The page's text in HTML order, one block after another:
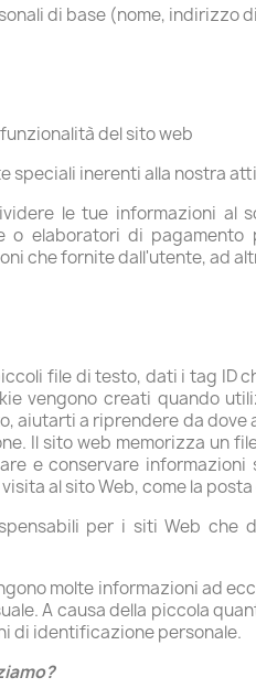
di base (nome,
del sito web
speciali inerenti alla nostra
le tue informazioni
o elaboratori di
che fornite dall'utente, ad
file di testo, dati i tag ID
vengono creati quando
aiutarti a riprendere da
Il sito web memorizza un
e conservare
al sito Web, come la
per i siti Web che
molte informazioni ad
A causa della piccola
di identificazione personale.